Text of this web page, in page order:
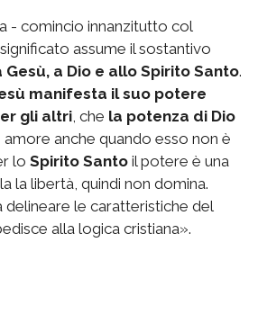
- comincio innanzitutto col
assume il sostantivo
a Dio e allo Spirito Santo.
manifesta il suo potere
gli altri , che la potenza di Dio
anche quando esso non è
lo Spirito Santo il potere è una
la libertà, quindi non domina.
le caratteristiche del
alla logica cristiana».